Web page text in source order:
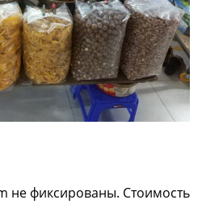
не фиксированы. Стоимость